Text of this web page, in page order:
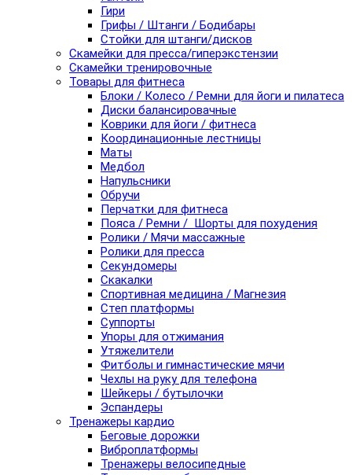
Гири
Грифы / Штанги / Бодибары
Стойки для штанги/дисков
Скамейки для пресса/гиперэкстензии
Скамейки тренировочные
Товары для фитнеса
Блоки / Колесо / Ремни для йоги и пилатеса
Диски балансировачные
Коврики для йоги / фитнеса
Координационные лестницы
Маты
Медбол
Напульсники
Обручи
Перчатки для фитнеса
Пояса / Ремни / Шорты для похудения
Ролики / Мячи массажные
Ролики для пресса
Секундомеры
Скакалки
Спортивная медицина / Магнезия
Степ платформы
Суппорты
Упоры для отжимания
Утяжелители
Фитболы и гимнастические мячи
Чехлы на руку для телефона
Шейкеры / бутылочки
Эспандеры
Тренажеры кардио
Беговые дорожки
Виброплатформы
Тренажеры велосипедные